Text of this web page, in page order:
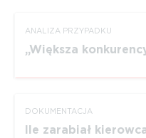
ANALIZA PRZYPADKU
Większa
DOKUMEN­TACJA
Ile zarabiał